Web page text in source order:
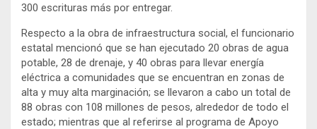
300 escrituras más por entregar.
Respecto a la obra de infraestructura social, el funcionario
estatal mencionó que se han ejecutado 20 obras de agua
potable, 28 de drenaje, y 40 obras para llevar energía
eléctrica a comunidades que se encuentran en zonas de
alta y muy alta marginación; se llevaron a cabo un total de
88 obras con 108 millones de pesos, alrededor de todo el
estado; mientras que al referirse al programa de Apoyo